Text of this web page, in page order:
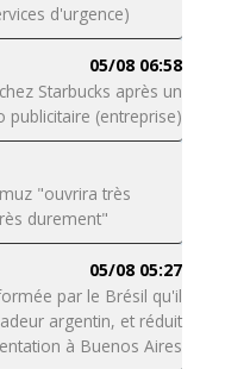
d'urgence)
05/08 06:58
Starbucks après un
publicitaire (entreprise)
"ouvrira très
durement"
05/08 05:27
par le Brésil qu'il
argentin, et réduit
à Buenos Aires